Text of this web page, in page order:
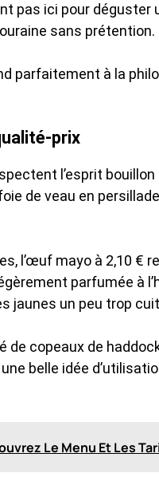
pas ici pour
sans prétention.
parfaitement à la
prix
l’esprit
de veau en
l’œuf mayo à 2,10 €
parfumée à
jaunes un peu trop
de copeaux de
belle idée
Le Menu Et Les